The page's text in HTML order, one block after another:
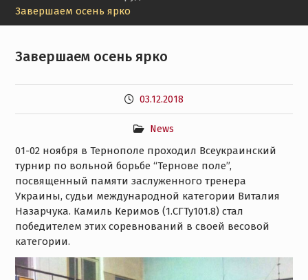
Завершаем осень ярко
Завершаем осень ярко
03.12.2018
News
01-02 ноября в Тернополе проходил Всеукраинский
турнир по вольной борьбе “Тернове поле”,
посвященный памяти заслуженного тренера
Украины, судьи международной категории Виталия
Назарчука. Камиль Керимов (1.СГТу101.8) стал
победителем этих соревнований в своей весовой
категории.